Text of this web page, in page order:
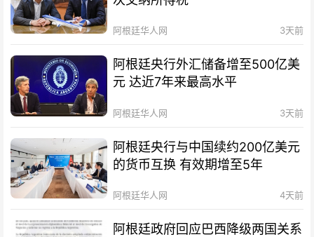
阿根廷华人网 3天前
阿根廷央行外汇储备增至500亿美
元 达近7年来最高水平
阿根廷华人网 3天前
阿根廷央行与中国续约200亿美元
的货币互换 有效期增至5年
阿根廷华人网 4天前
阿根廷政府回应巴西降级两国关系